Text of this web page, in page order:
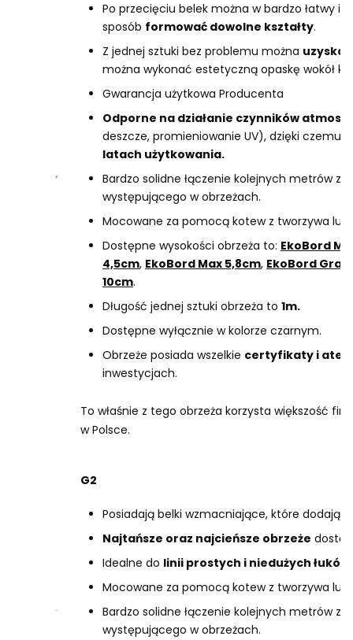
Po przecięciu belek można w bardzo łatwy i
sposób formować dowolne kształty.
Z jednej sztuki bez problemu można uzyskać
można wykonać estetyczną opaskę wokół
Gwarancja użytkowa Producenta
Odporne na działanie czynników
deszcze, promieniowanie UV), dzięki czemu
latach użytkowania.
Bardzo solidne łączenie kolejnych metrów
występującego w obrzeżach.
Mocowane za pomocą kotew z tworzywa lub
Dostępne wysokości obrzeża to: EkoBord
4,5cm, EkoBord Max 5,8cm, EkoBord
10cm.
Długość jednej sztuki obrzeża to 1m.
Dostępne wyłącznie w kolorze czarnym.
Obrzeże posiada wszelkie certyfikaty i
inwestycjach.
To właśnie z tego obrzeża korzysta większość
w Polsce.
G2
Posiadają belki wzmacniające, które dodają
Najtańsze oraz najcieńsze obrzeże
Idealne do linii prostych i niedużych łuków
Mocowane za pomocą kotew z tworzywa lub
Bardzo solidne łączenie kolejnych metrów
występującego w obrzeżach.